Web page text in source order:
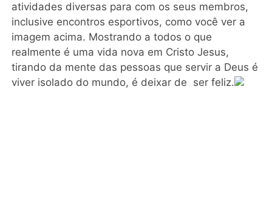
atividades diversas para com os seus membros,
inclusive encontros esportivos, como você ver a
imagem acima. Mostrando a todos o que
realmente é uma vida nova em Cristo Jesus,
tirando da mente das pessoas que servir a Deus é
viver isolado do mundo, é deixar de ser feliz.